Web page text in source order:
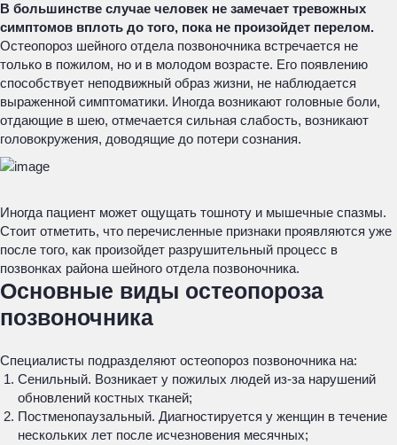
В большинстве случае человек не замечает тревожных
симптомов вплоть до того, пока не произойдет перелом.
Остеопороз шейного отдела позвоночника встречается не
только в пожилом, но и в молодом возрасте. Его появлению
способствует неподвижный образ жизни, не наблюдается
выраженной симптоматики. Иногда возникают головные боли,
отдающие в шею, отмечается сильная слабость, возникают
головокружения, доводящие до потери сознания.
Иногда пациент может ощущать тошноту и мышечные спазмы.
Стоит отметить, что перечисленные признаки проявляются уже
после того, как произойдет разрушительный процесс в
позвонках района шейного отдела позвоночника.
Основные виды остеопороза
позвоночника
Специалисты подразделяют остеопороз позвоночника на:
Сенильный. Возникает у пожилых людей из-за нарушений
обновлений костных тканей;
Постменопаузальный. Диагностируется у женщин в течение
нескольких лет после исчезновения месячных;